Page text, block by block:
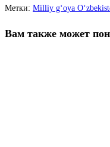
Метки: Milliy g‘oya
Вам также может